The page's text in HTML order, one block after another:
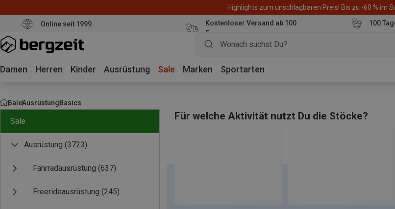
Highlights zum unschlagbaren Preis! Bis zu -60 % im
Online seit 1999
Kostenloser Versand ab 100
Euro
100
Damen Herren Kinder Ausrüstung Sale Marken Sportarten
SaleAusrüstungBasics
Sale
Ausrüstung (3723)
Fahrradausrüstung (637)
Freerideausrüstung (245)
Für welche Aktivität nutzt Du die Stöcke?